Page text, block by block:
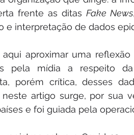
frente as ditas Fake News
e interpretação de dados
aqui aproximar uma
pela mídia a respeito
porém crítica, desses
neste artigo surge, por sua
e foi guiada pela